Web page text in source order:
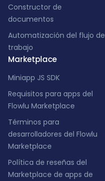
Constructor de
documentos
Automatización del flujo de
trabajo
Marketplace
Miniapp JS SDK
Requisitos para apps del
Flowlu Marketplace
Términos para
desarrolladores del Flowlu
Marketplace
Política de reseñas del
Marketplace de apps de